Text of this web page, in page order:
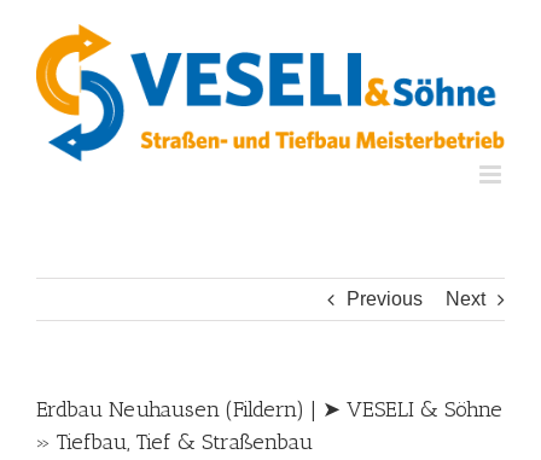
content
Previous Next
Erdbau Neuhausen (Fildern) | ➤ VESELI & Söhne
» Tiefbau, Tief & Straßenbau